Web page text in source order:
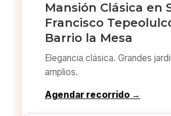
Mansión Clásica en
Francisco
Barrio la Mesa
Elegancia clásica. Grandes
amplios.
Agendar recorrido →